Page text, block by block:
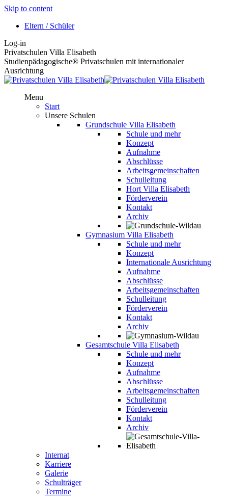
Skip to content
Eltern / Schüler
Log-in
Privatschulen Villa Elisabeth
Studienpädagogische® Privatschulen mit internationaler
Ausrichtung
Menu
Start
Unsere Schulen
Grundschule Villa Elisabeth
Schule und mehr
Konzept
Aufnahme
Abschlüsse
Arbeitsgemeinschaften
Schulleitung
Hort Villa Elisabeth
Förderverein
Kontakt
Archiv
Gymnasium Villa Elisabeth
Schule und mehr
Konzept
Internationale Ausrichtung
Aufnahme
Abschlüsse
Arbeitsgemeinschaften
Schulleitung
Förderverein
Kontakt
Archiv
Gesamtschule Villa Elisabeth
Schule und mehr
Konzept
Aufnahme
Abschlüsse
Arbeitsgemeinschaften
Schulleitung
Förderverein
Kontakt
Archiv
Internat
Karriere
Galerie
Schulträger
Termine